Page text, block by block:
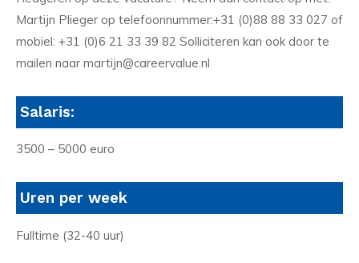
Martijn Plieger op telefoonnummer:+31 (0)88 88 33 027 of
mobiel: +31 (0)6 21 33 39 82 Solliciteren kan ook door te
mailen naar martijn@careervalue.nl
Salaris:
3500 – 5000 euro
Uren per week
Fulltime (32-40 uur)